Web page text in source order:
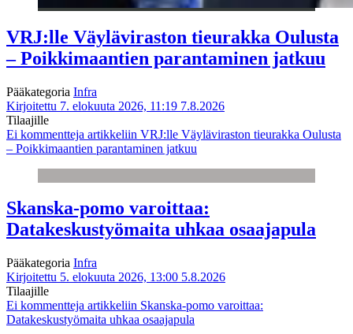
VRJ:lle Väyläviraston tieurakka Oulusta
– Poikkimaantien parantaminen jatkuu
Pääkategoria Infra
Kirjoitettu 7. elokuuta 2026, 11:19 7.8.2026
Tilaajille
Ei kommentteja artikkeliin VRJ:lle Väyläviraston tieurakka Oulusta
– Poikkimaantien parantaminen jatkuu
Skanska-pomo varoittaa:
Datakeskustyömaita uhkaa osaajapula
Pääkategoria Infra
Kirjoitettu 5. elokuuta 2026, 13:00 5.8.2026
Tilaajille
Ei kommentteja artikkeliin Skanska-pomo varoittaa:
Datakeskustyömaita uhkaa osaajapula